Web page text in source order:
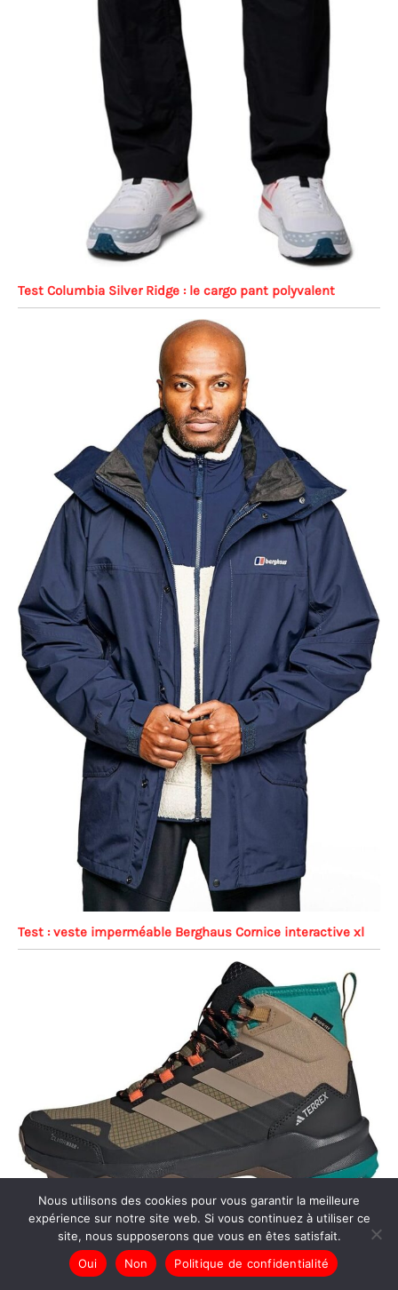
Test Columbia Silver Ridge : le cargo pant polyvalent
Test : veste imperméable Berghaus Cornice interactive xl
Test des chaussures de randonnée adidas terrex skychaser
Nous utilisons des cookies pour vous garantir la meilleure
expérience sur notre site web. Si vous continuez à utiliser ce
site, nous supposerons que vous en êtes satisfait.
Oui
Non Politique de confidentialité